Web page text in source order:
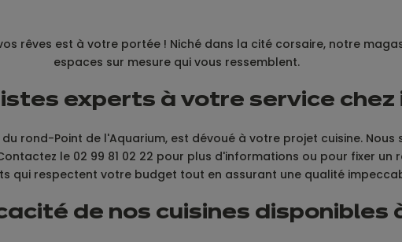
rêves est à votre portée ! Niché dans la cité corsaire, notre
espaces sur mesure qui vous ressemblent.
experts à votre service
rond-Point de l'Aquarium, est dévoué à votre projet cuisine.
le 02 99 81 02 22 pour plus d'informations ou pour fixer
qui respectent votre budget tout en assurant une qualité
de nos cuisines disponibles